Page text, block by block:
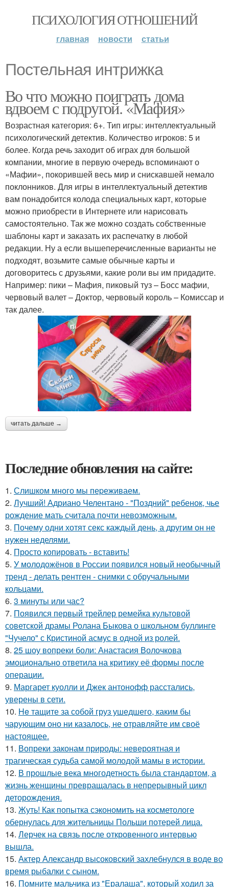
ПСИХОЛОГИЯ ОТНОШЕНИЙ
главная новости статьи
Постельная интрижка
Во что можно поиграть дома
вдвоем с подругой. «Мафия»
Возрастная категория: 6+. Тип игры: интеллектуальный
психологический детектив. Количество игроков: 5 и
более. Когда речь заходит об играх для большой
компании, многие в первую очередь вспоминают о
«Мафии», покорившей весь мир и снискавшей немало
поклонников. Для игры в интеллектуальный детектив
вам понадобится колода специальных карт, которые
можно приобрести в Интернете или нарисовать
самостоятельно. Так же можно создать собственные
шаблоны карт и заказать их распечатку в любой
редакции. Ну а если вышеперечисленные варианты не
подходят, возьмите самые обычные карты и
договоритесь с друзьями, какие роли вы им придадите.
Например: пики – Мафия, пиковый туз – Босс мафии,
червовый валет – Доктор, червовый король – Комиссар и
так далее.
читать дальше →
Последние обновления на сайте:
1. Слишком много мы пеpеживаем.
2. Лучший! Адриано Челентано - "Поздний" ребенок, чье
рождение мать считала почти невозможным.
3. Почему одни хотят секс каждый день, а другим он не
нужен неделями.
4. Просто копировать - вставить!
5. У молодожёнов в России появился новый необычный
тренд - делать рентген - снимки с обручальными
кольцами.
6. 3 минуты или час?
7. Появился первый трейлер ремейка культовой
советской драмы Ролана Быкова о школьном буллинге
"Чучело" с Кристиной асмус в одной из ролей.
8. 25 шоу вопреки боли: Анастасия Волочкова
эмоционально ответила на критику её формы после
операции.
9. Маргарет куолли и Джек антонофф расстались,
уверены в сети.
10. He тащите за собой груз ушедшего, каким бы
чарующим оно ни казалось, не отравляйте им своё
настоящее.
11. Вопреки законам природы: невероятная и
трагическая судьба самой молодой мамы в истории.
12. В прошлые века многодетность была стандартом, а
жизнь женщины превращалась в непрерывный цикл
деторождения.
13. Жуть! Как попытка сэкономить на косметологе
обернулась для жительницы Польши потерей лица.
14. Лерчек на связь после откровенного интервью
вышла.
15. Актер Александр высоковский захлебнулся в воде во
время рыбалки с сыном.
16. Помните мальчика из "Ералаша", который ходил за